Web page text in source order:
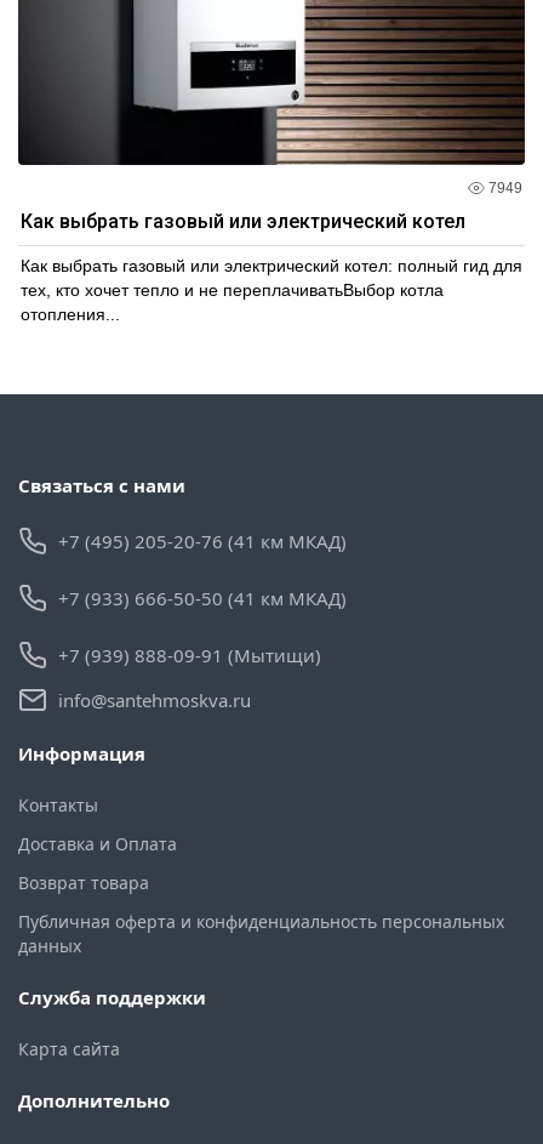
7949
Как выбрать газовый или электрический котел
Как выбрать газовый или электрический котел: полный гид для
тех, кто хочет тепло и не переплачиватьВыбор котла
отопления...
Связаться с нами
+7 (495) 205-20-76 (41 км МКАД)
+7 (933) 666-50-50 (41 км МКАД)
+7 (939) 888-09-91 (Мытищи)
info@santehmoskva.ru
Информация
Контакты
Доставка и Оплата
Возврат товара
Публичная оферта и конфиденциальность персональных
данных
Служба поддержки
Карта сайта
Дополнительно